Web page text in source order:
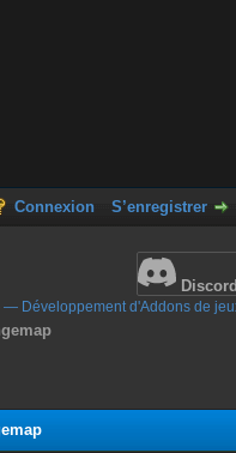
Connexion S’enregistrer
Discord
— Développement d'Addons de